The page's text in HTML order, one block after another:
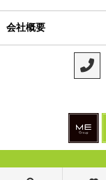
会社概要